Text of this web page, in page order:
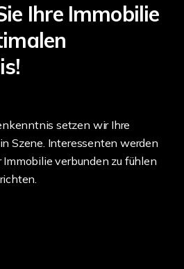
Ihre Immobilie
setzen wir Ihre
Szene. Interessenten werden
verbunden zu fühlen